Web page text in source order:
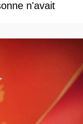
n'avait